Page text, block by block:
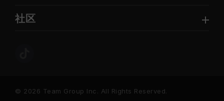
社区
© 2026 Team Group Inc. All Rights Reserved.